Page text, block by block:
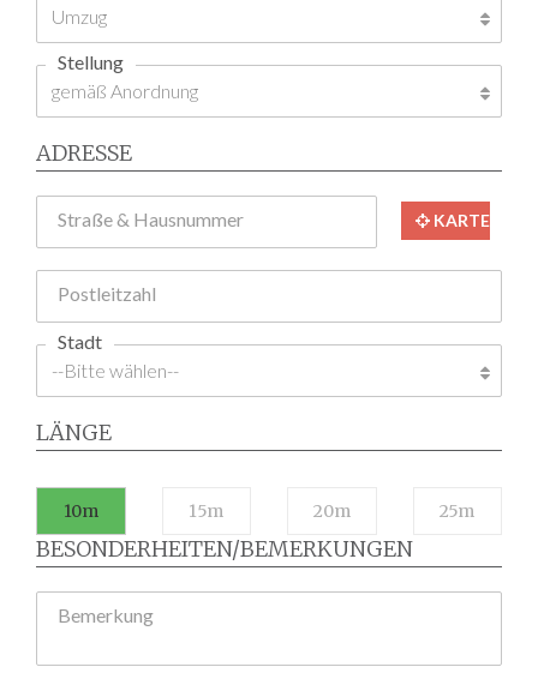
Stellung
ADRESSE
Straße & Hausnummer KARTE
Postleitzahl
Stadt
LÄNGE
10m 15m 20m 25m
BESONDERHEITEN/BEMERKUNGEN
Bemerkung